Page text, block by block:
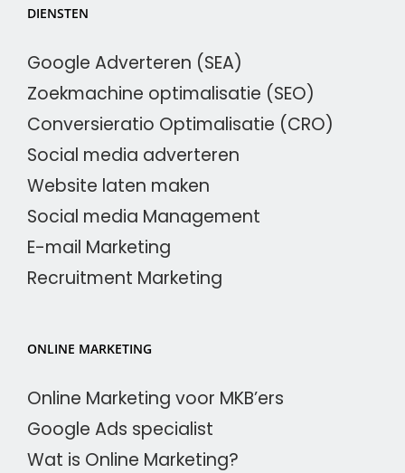
DIENSTEN
Google Adverteren (SEA)
Zoekmachine optimalisatie (SEO)
Conversieratio Optimalisatie (CRO)
Social media adverteren
Website laten maken
Social media Management
E-mail Marketing
Recruitment Marketing
ONLINE MARKETING
Online Marketing voor MKB’ers
Google Ads specialist
Wat is Online Marketing?